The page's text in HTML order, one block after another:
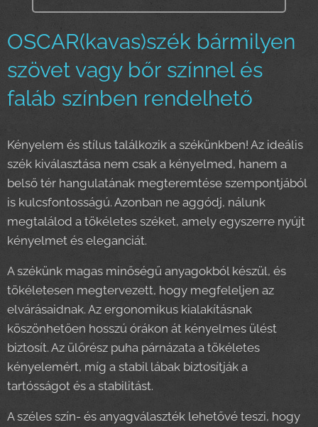
OSCAR(kavas)szék bármilyen
szövet vagy bőr színnel és
faláb színben rendelhető
Kényelem és stílus találkozik a székünkben! Az ideális
szék kiválasztása nem csak a kényelmed, hanem a
belső tér hangulatának megteremtése szempontjából
is kulcsfontosságú. Azonban ne aggódj, nálunk
megtalálod a tökéletes széket, amely egyszerre nyújt
kényelmet és eleganciát.
A székünk magas minőségű anyagokból készül, és
tökéletesen megtervezett, hogy megfeleljen az
elvárásaidnak. Az ergonomikus kialakításnak
köszönhetően hosszú órákon át kényelmes ülést
biztosít. Az ülőrész puha párnázata a tökéletes
kényelemért, míg a stabil lábak biztosítják a
tartósságot és a stabilitást.
A széles szín- és anyagválaszték lehetővé teszi, hogy